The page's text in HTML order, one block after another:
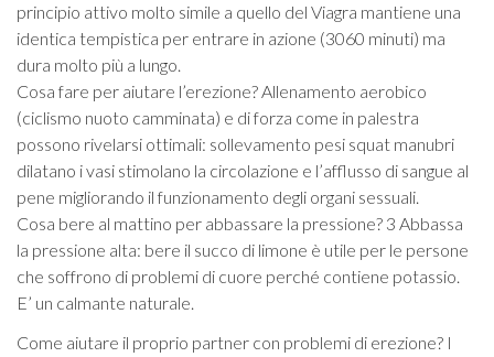
principio attivo molto simile a quello del Viagra mantiene una
identica tempistica per entrare in azione (3060 minuti) ma
dura molto più a lungo.
Cosa fare per aiutare l’erezione? Allenamento aerobico
(ciclismo nuoto camminata) e di forza come in palestra
possono rivelarsi ottimali: sollevamento pesi squat manubri
dilatano i vasi stimolano la circolazione e l’afflusso di sangue al
pene migliorando il funzionamento degli organi sessuali.
Cosa bere al mattino per abbassare la pressione? 3 Abbassa
la pressione alta: bere il succo di limone è utile per le persone
che soffrono di problemi di cuore perché contiene potassio.
E’ un calmante naturale.
Come aiutare il proprio partner con problemi di erezione? I